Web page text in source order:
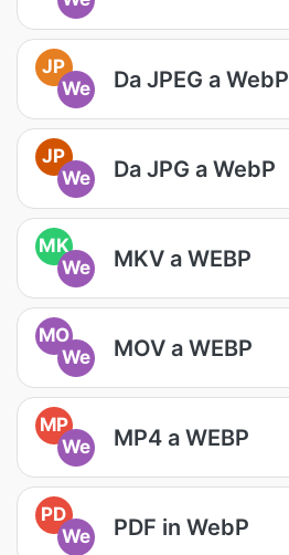
JP
We
Da JPEG a WebP
JP
We
Da JPG a WebP
MK
We
MKV a WEBP
MO
We
MOV a WEBP
MP
We
MP4 a WEBP
PD
We
PDF in WebP